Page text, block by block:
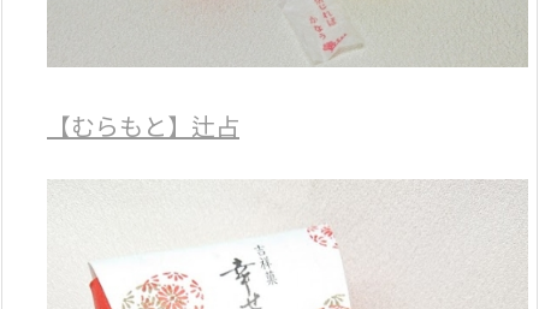
【むらもと】辻占